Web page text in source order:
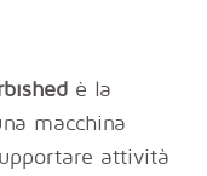
è la
macchina
attività